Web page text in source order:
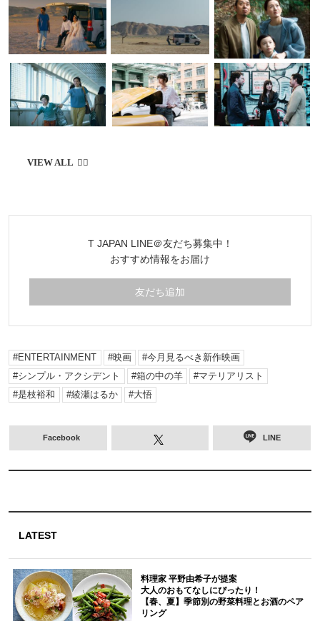
T JAPAN LINE＠友だち募集中！
おすすめ情報をお届け
友だち追加
ENTERTAINMENT 映画
今月見るべき新作映画
シンプル・アクシデント
箱の中の羊
マテリアリスト
是枝裕和
綾瀬はるか 大悟
Facebook LINE
LATEST
料理家 平野由希子が提案
大人のおもてなしにぴったり！
【春、夏】季節別の野菜料理とお酒のペア
リング